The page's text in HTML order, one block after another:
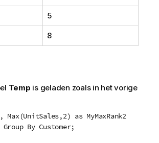
5
8
Temp is geladen zoals in het vorige
Max(UnitSales,2) as MyMaxRank2
Group By Customer;